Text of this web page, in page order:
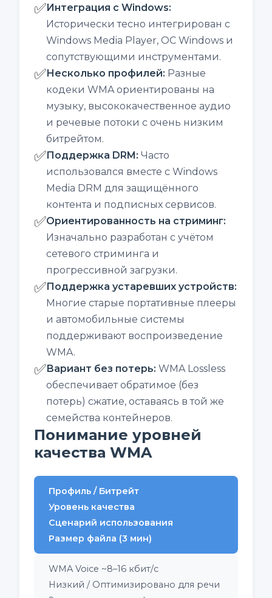
✅Интеграция с Windows:
Исторически тесно интегрирован с
Windows Media Player, ОС Windows и
сопутствующими инструментами.
✅Несколько профилей: Разные
кодеки WMA ориентированы на
музыку, высококачественное аудио
и речевые потоки с очень низким
битрейтом.
✅Поддержка DRM: Часто
использовался вместе с Windows
Media DRM для защищённого
контента и подписных сервисов.
✅Ориентированность на стриминг:
Изначально разработан с учётом
сетевого стриминга и
прогрессивной загрузки.
✅Поддержка устаревших устройств:
Многие старые портативные плееры
и автомобильные системы
поддерживают воспроизведение
WMA.
✅Вариант без потерь: WMA Lossless
обеспечивает обратимое (без
потерь) сжатие, оставаясь в той же
семейства контейнеров.
Понимание уровней
качества WMA
Профиль / Битрейт
Уровень качества
Сценарий использования
Размер файла (3 мин)
WMA Voice ~8–16 кбит/с
Низкий / Оптимизировано для речи